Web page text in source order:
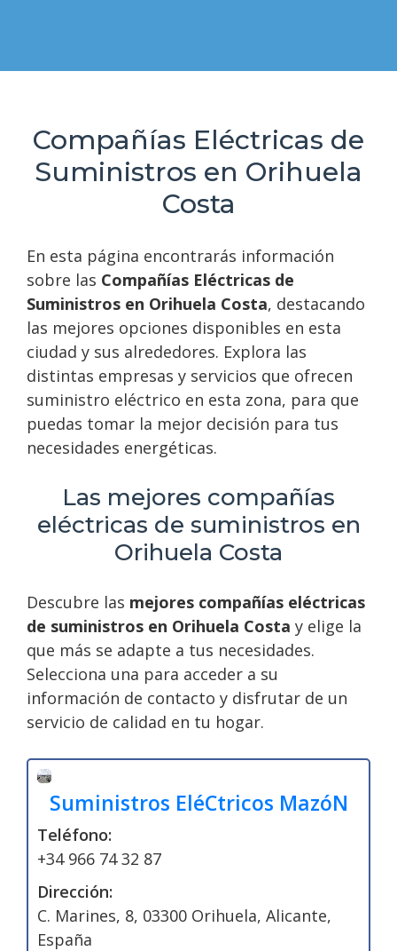
Compañías Eléctricas de
Suministros en Orihuela
Costa
En esta página encontrarás información
sobre las Compañías Eléctricas de
Suministros en Orihuela Costa, destacando
las mejores opciones disponibles en esta
ciudad y sus alrededores. Explora las
distintas empresas y servicios que ofrecen
suministro eléctrico en esta zona, para que
puedas tomar la mejor decisión para tus
necesidades energéticas.
Las mejores compañías
eléctricas de suministros en
Orihuela Costa
Descubre las mejores compañías eléctricas
de suministros en Orihuela Costa y elige la
que más se adapte a tus necesidades.
Selecciona una para acceder a su
información de contacto y disfrutar de un
servicio de calidad en tu hogar.
Suministros EléCtricos MazóN
Teléfono:
+34 966 74 32 87
Dirección:
C. Marines, 8, 03300 Orihuela, Alicante,
España